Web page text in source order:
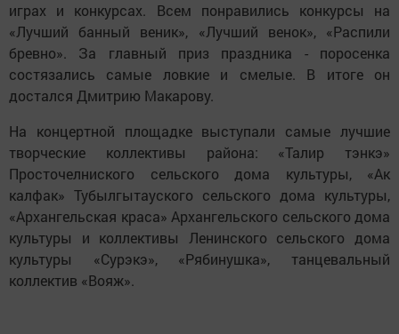
играх и конкурсах. Всем понравились конкурсы на
«Лучший банный веник», «Лучший венок», «Распили
бревно». За главный приз праздника - поросенка
состязались самые ловкие и смелые. В итоге он
достался Дмитрию Макарову.
На концертной площадке выступали самые лучшие
творческие коллективы района: «Талир тэнкэ»
Просточелниского сельского дома культуры, «Ак
калфак» Тубылгытауского сельского дома культуры,
«Архангельская краса» Архангельского сельского дома
культуры и коллективы Ленинского сельского дома
культуры «Сурэкэ», «Рябинушка», танцевальный
коллектив «Вояж».